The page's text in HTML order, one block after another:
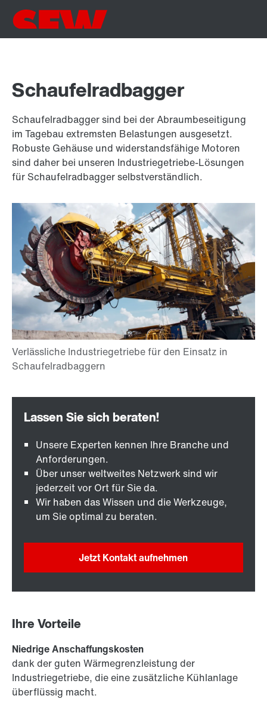
Schaufelradbagger
Schaufelradbagger sind bei der Abraumbeseitigung
im Tagebau extremsten Belastungen ausgesetzt.
Robuste Gehäuse und widerstandsfähige Motoren
sind daher bei unseren Industriegetriebe-Lösungen
für Schaufelradbagger selbstverständlich.
Unsere Experten kennen Ihre Branche und
Anforderungen.
Über unser weltweites Netzwerk sind wir
jederzeit vor Ort für Sie da.
Wir haben das Wissen und die Werkzeuge,
um Sie optimal zu beraten.
Jetzt Kontakt aufnehmen
Ihre Vorteile
Niedrige Anschaffungskosten
dank der guten Wärmegrenzleistung der
Industriegetriebe, die eine zusätzliche Kühlanlage
überflüssig macht.